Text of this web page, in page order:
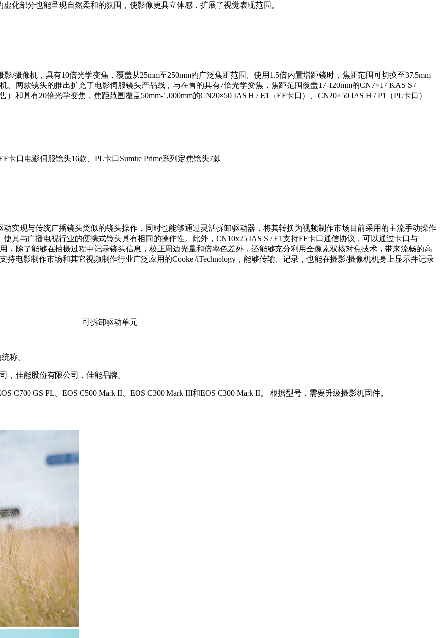
化部分也能呈现自然柔和的氛围，使影像更具立体感，扩展了视觉表现范围。
/摄像机，具有10倍光学变焦，覆盖从25mm至250mm的广泛焦距范围。使用1.5倍内置增距镜时，焦距范围可切换至37.5mm
。两款镜头的推出扩充了电影伺服镜头产品线，与在售的具有7倍光学变焦，焦距范围覆盖17-120mm的CN7×17 KAS S /
和具有20倍光学变焦，焦距范围覆盖50mm-1,000mm的CN20×50 IAS H / E1（EF卡口）、CN20×50 IAS H / P1（PL卡口）
卡口电影伺服镜头16款、PL卡口Sumire Prime系列定焦镜头7款
实现与传统广播镜头类似的镜头操作，同时也能够通过灵活拆卸驱动器，将其转换为视频制作市场目前采用的主流手动操作
其与广播电视行业的便携式镜头具有相同的操作性。此外，CN10x25 IAS S / E1支持EF卡口通信协议，可以通过卡口与
，除了能够在拍摄过程中记录镜头信息，校正周边光量和倍率色差外，还能够充分利用全像素双核对焦技术，带来流畅的高
持电影制作市场和其它视频制作行业广泛应用的Cooke /iTechnology，能够传输、记录，也能在摄影/摄像机机身上显示并记录
可拆卸驱动单元
称。
，佳能股份有限公司，佳能品牌。
C700 GS PL、EOS C500 Mark II、EOS C300 Mark III和EOS C300 Mark II。 根据型号，需要升级摄影机固件。